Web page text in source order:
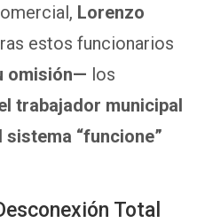
Lorenzo
estos funcionarios
omisión— los
trabajador municipal
“funcione”
Total